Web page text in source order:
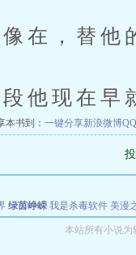
，替他
现在早
本书到： 一键分享新浪微博
绿茵峥嵘 我是杀毒软件 美漫
都市全能巨星 绝
本站所有小说为